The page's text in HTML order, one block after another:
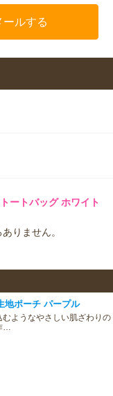
ールする
ートバッグ ホワイト
りません。
地ポーチ パープル
ようなやさしい肌ざわりの
…